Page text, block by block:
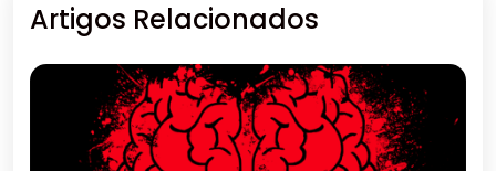
Artigos Relacionados